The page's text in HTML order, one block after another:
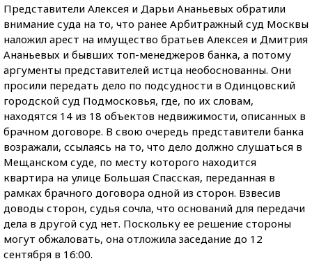
Представители Алексея и Дарьи Ананьевых обратили
внимание суда на то, что ранее Арбитражный суд Москвы
наложил арест на имущество братьев Алексея и Дмитрия
Ананьевых и бывших топ-менеджеров банка, а потому
аргументы представителей истца необоснованны. Они
просили передать дело по подсудности в Одинцовский
городской суд Подмосковья, где, по их словам,
находятся 14 из 18 объектов недвижимости, описанных в
брачном договоре. В свою очередь представители банка
возражали, ссылаясь на то, что дело должно слушаться в
Мещанском суде, по месту которого находится
квартира на улице Большая Спасская, переданная в
рамках брачного договора одной из сторон. Взвесив
доводы сторон, судья сочла, что оснований для передачи
дела в другой суд нет. Поскольку ее решение стороны
могут обжаловать, она отложила заседание до 12
сентября в 16:00.